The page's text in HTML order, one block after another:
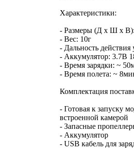
Характеристики:
- Размеры (Д х Ш х
- Вес: 10г
- Дальность
- Аккумулятор: 3.7В
- Время зарядки: ~
- Время полета: ~
Комплектация
- Готовая к запуску
встроенной камерой
- Запасные
- Аккумулятор
- USB кабель для